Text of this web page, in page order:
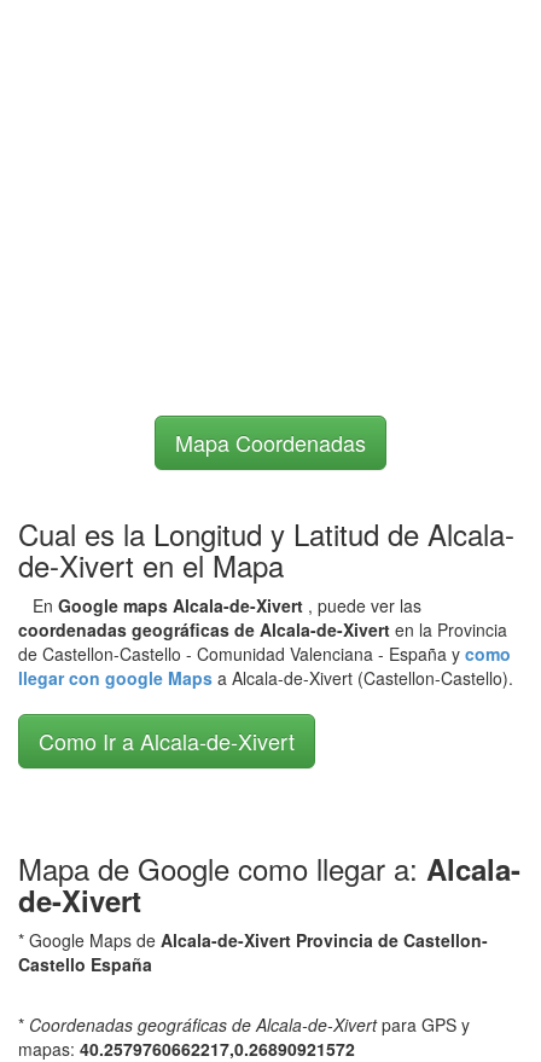
Mapa Coordenadas
Cual es la Longitud y Latitud de Alcala-
de-Xivert en el Mapa
En Google maps Alcala-de-Xivert , puede ver las
coordenadas geográficas de Alcala-de-Xivert en la Provincia
de Castellon-Castello - Comunidad Valenciana - España y como
llegar con google Maps a Alcala-de-Xivert (Castellon-Castello).
Como Ir a Alcala-de-Xivert
Mapa de Google como llegar a: Alcala-
de-Xivert
* Google Maps de Alcala-de-Xivert Provincia de Castellon-
Castello España
* Coordenadas geográficas de Alcala-de-Xivertpara GPS y
mapas: 40.2579760662217,0.26890921572